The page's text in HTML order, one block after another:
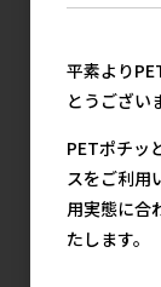
[ペットプロジャ
ロ においを吸収す
平素より
とうござい
PETポチッ
スをご利用
用実態に合
たします。